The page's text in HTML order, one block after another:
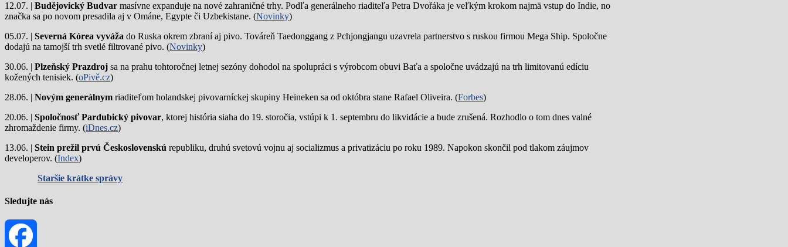
12.07. | Budějovický Budvar masívne expanduje na nové zahraničné trhy. Podľa generálneho riaditeľa Petra Dvořáka je veľkým krokom najmä vstup do Indie, no
značka sa po novom presadila aj v Ománe, Egypte či Uzbekistane. (Novinky)
05.07. | Severná Kórea vyváža do Ruska okrem zbraní aj pivo. Továreň Taedonggang z Pchjongjangu uzavrela partnerstvo s ruskou firmou Mega Ship. Spoločne
dodajú na tamojší trh svetlé filtrované pivo. (Novinky)
30.06. | Plzeňský Prazdroj sa na prahu tohtoročnej letnej sezóny dohodol na spolupráci s výrobcom obuvi Baťa a spoločne uvádzajú na trh limitovanú edíciu
kožených tenisiek. (oPivě.cz)
28.06. | Novým generálnym riaditeľom holandskej pivovarníckej skupiny Heineken sa od októbra stane Rafael Oliveira. (Forbes)
20.06. | Spoločnosť Pardubický pivovar, ktorej história siaha do 19. storočia, vstúpi k 1. septembru do likvidácie a bude zrušená. Rozhodlo o tom dnes valné
zhromaždenie firmy. (iDnes.cz)
13.06. | Stein prežil prvú Československú republiku, druhú svetovú vojnu aj socializmus a privatizáciu po roku 1989. Napokon skončil pod tlakom záujmov
developerov. (Index)
Staršie krátke správy
Sledujte nás